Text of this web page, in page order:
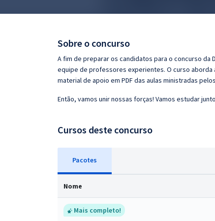
Questões grátis
Sobre o concurso
A fim de preparar os candidatos para o concurso da
equipe de professores experientes. O curso
material de apoio em PDF das aulas ministradas
Então, vamos unir nossas forças! Vamos estudar
Cursos deste concurso
Pacotes
Nome
Mais completo!